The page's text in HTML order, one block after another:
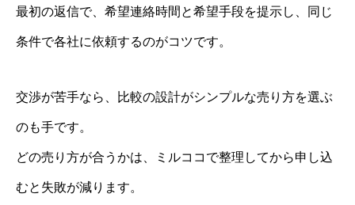
最初の返信で、希望連絡時間と希望手段を提示し、同じ
条件で各社に依頼するのがコツです。
交渉が苦手なら、比較の設計がシンプルな売り方を選ぶ
のも手です。
どの売り方が合うかは、ミルココで整理してから申し込
むと失敗が減ります。